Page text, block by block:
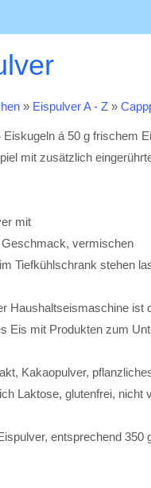
» Eispulver A - Z »
á 50 g frischem
mit zusätzlich
mit
Geschmack, vermischen
Tiefkühlschrank stehen
Haushaltseismaschine ist
Eis mit Produkten zum
Kakaopulver,
Laktose, glutenfrei, nicht
entsprechend 350